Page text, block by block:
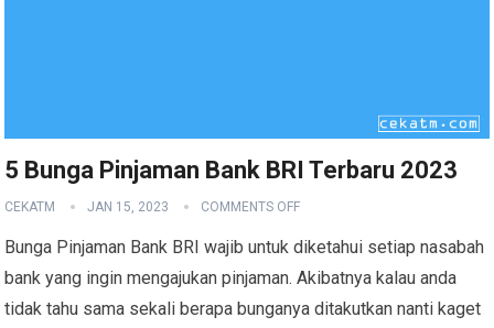
5 Bunga Pinjaman Bank BRI Terbaru 2023
CEKATM JAN 15, 2023 COMMENTS OFF
Bunga Pinjaman Bank BRI wajib untuk diketahui setiap nasabah
bank yang ingin mengajukan pinjaman. Akibatnya kalau anda
tidak tahu sama sekali berapa bunganya ditakutkan nanti kaget